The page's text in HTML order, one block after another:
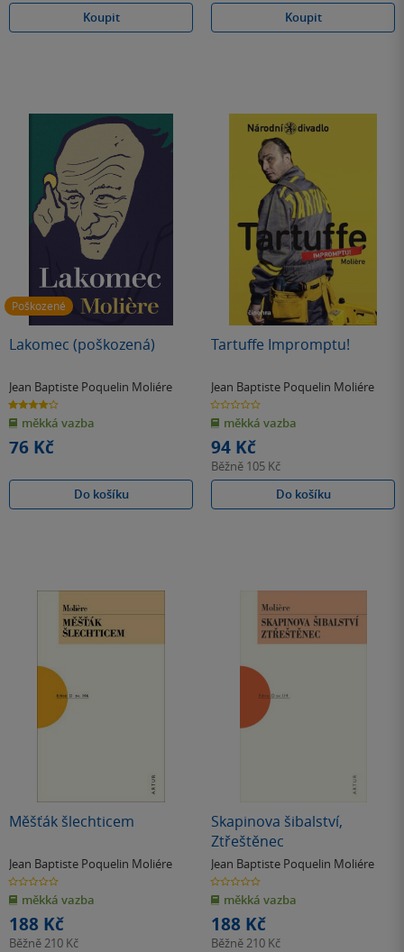
Koupit Koupit
Poškozené
Lakomec (poškozená)
Jean Baptiste Poquelin Moliére
4.0
z
5
hvězdiček
měkká vazba
76 Kč
Do košíku
Tartuffe Impromptu!
Jean Baptiste Poquelin Moliére
0.0
z
5
hvězdiček
měkká vazba
94 Kč
Běžně 105 Kč
Do košíku
Měšťák šlechticem
Jean Baptiste Poquelin Moliére
0.0
z
5
hvězdiček
měkká vazba
188 Kč
Běžně210 Kč
Skapinova šibalství,
Ztřeštěnec
Jean Baptiste Poquelin Moliére
0.0
z
5
hvězdiček
měkká vazba
188 Kč
Běžně210 Kč